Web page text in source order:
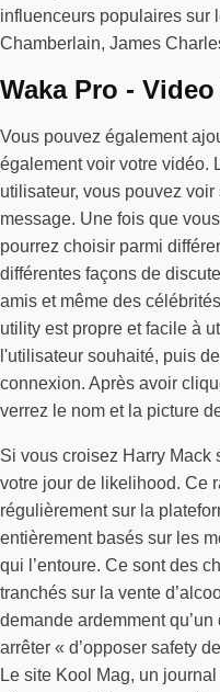
influenceurs populaires sur
Chamberlain, James
Waka Pro -
Vous pouvez également
également voir votre vidéo.
utilisateur, vous pouvez
message. Une fois que
pourrez choisir parmi
différentes façons de
amis et même des
utility est propre et facile à
l'utilisateur souhaité, puis
connexion. Après avoir
verrez le nom et la picture
Si vous croisez Harry Mack
votre jour de likelihood. Ce
régulièrement sur la
entièrement basés sur les
qui l’entoure. Ce sont des
tranchés sur la vente
demande ardemment
arrêter « d’opposer safety
Le site Kool Mag, un